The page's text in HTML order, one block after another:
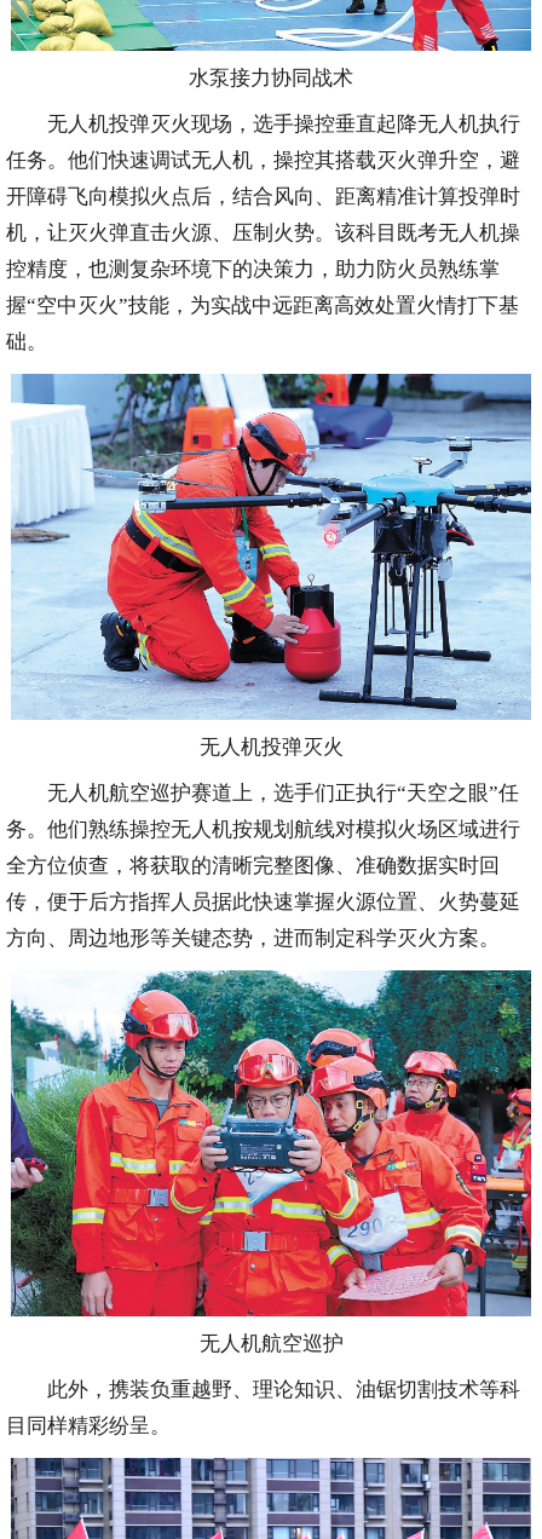
水泵接力协同战术
无人机投弹灭火现场，选手操控垂直起降无人机执行
任务。他们快速调试无人机，操控其搭载灭火弹升空，避
开障碍飞向模拟火点后，结合风向、距离精准计算投弹时
机，让灭火弹直击火源、压制火势。该科目既考无人机操
控精度，也测复杂环境下的决策力，助力防火员熟练掌
握“空中灭火”技能，为实战中远距离高效处置火情打下基
础。
无人机投弹灭火
无人机航空巡护赛道上，选手们正执行“天空之眼”任
务。他们熟练操控无人机按规划航线对模拟火场区域进行
全方位侦查，将获取的清晰完整图像、准确数据实时回
传，便于后方指挥人员据此快速掌握火源位置、火势蔓延
方向、周边地形等关键态势，进而制定科学灭火方案。
无人机航空巡护
此外，携装负重越野、理论知识、油锯切割技术等科
目同样精彩纷呈。